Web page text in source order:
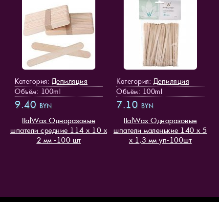
Категория: Депиляция
Объём: 100ml
9.40 BYN
ItalWax Одноразовые
шпатели средние 114 х 10 х
2 мм -100 шт
Категория: Депиляция
Объём: 100ml
7.10 BYN
ItalWax Одноразовые
шпатели маленькие 140 х 5
х 1,3 мм уп-100шт